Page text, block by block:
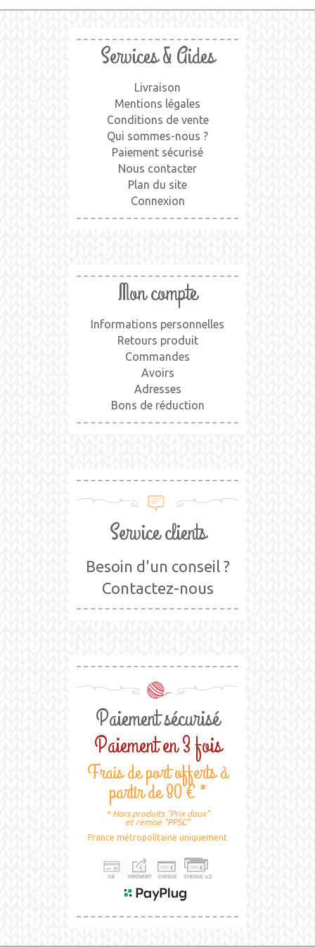
Services & Aides
Livraison
Mentions légales
Conditions de vente
Qui sommes-nous ?
Paiement sécurisé
Nous contacter
Plan du site
Connexion
Mon compte
Informations personnelles
Retours produit
Commandes
Avoirs
Adresses
Bons de réduction
Service clients
Besoin d'un conseil ?
Contactez-nous
Paiement sécurisé
Paiement en 3 fois
Frais de port offerts à
partir de 80 € *
* Hors produits "Prix doux"
et remise "PPSC"
France métropolitaine uniquement